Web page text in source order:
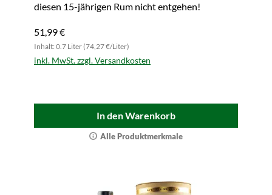
diesen 15-jährigen Rum nicht entgehen!
51,99 €
Inhalt: 0.7 Liter (74,27 €/Liter)
inkl. MwSt. zzgl. Versandkosten
In den Warenkorb
Alle Produktmerkmale